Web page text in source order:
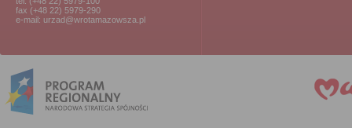
fax (+48 22) 5979-290
e-mail: urzad@wrotamazowsza.pl